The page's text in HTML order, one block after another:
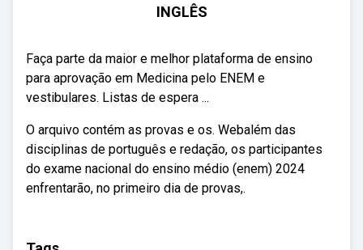
INGLÊS
Faça parte da maior e melhor plataforma de ensino
para aprovação em Medicina pelo ENEM e
vestibulares. Listas de espera ...
O arquivo contém as provas e os. Webalém das
disciplinas de português e redação, os participantes
do exame nacional do ensino médio (enem) 2024
enfrentarão, no primeiro dia de provas,.